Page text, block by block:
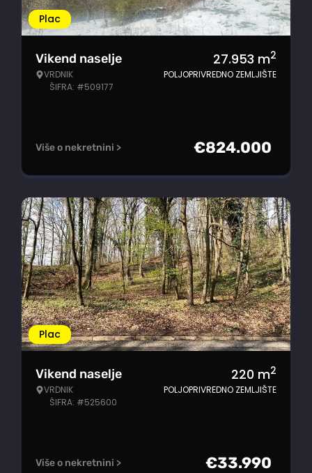
Plac
Vikend naselje
VRDNIK
ŠIFRA: #509177
27.953 m2
POLJOPRIVREDNO ZEMLJIŠTE
Više o nekretnini > €824.000
Plac
Vikend naselje
VRDNIK
ŠIFRA: #525600
220 m2
POLJOPRIVREDNO ZEMLJIŠTE
Više o nekretnini > €33.990